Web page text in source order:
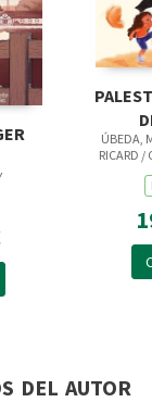
ÚBEDA,
RICARD /
del autor